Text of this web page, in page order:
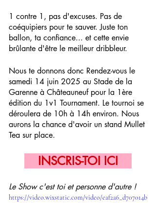
1 contre 1, pas d'excuses. Pas de
coéquipiers pour te sauver. Juste ton
ballon, ta confiance... et cette envie
brûlante d'être le meilleur dribbleur.
Nous te donnons donc Rendez-vous le
samedi 14 juin 2025 au Stade de la
Garenne à Châteauneuf pour la 1ère
édition du 1v1 Tournament. Le tournoi se
déroulera de 10h à 14h environ. Nous
aurons la chance d'avoir un stand Mullet
Tea sur place.
INSCRIS-TOI ICI
Le Show c'est toi et personne d'autre !
https://video.wixstatic.com/video/eaf2a6_d707014b